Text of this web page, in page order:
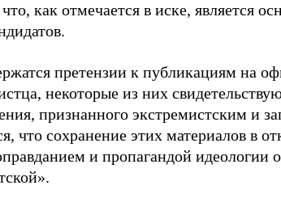
как отмечается в иске, является
претензии к публикациям на
некоторые из них
признанного экстремистским и
что сохранение этих материалов в
и пропагандой идеологии